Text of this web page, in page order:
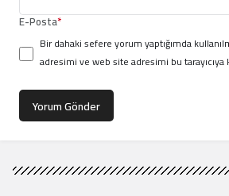
E-Posta*
Bir dahaki sefere yorum yaptığımda
adresimi ve web site adresimi bu tarayıcıya
Yorum Gönder